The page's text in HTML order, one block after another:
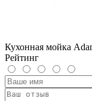
Кухонная мойка
Рейтинг